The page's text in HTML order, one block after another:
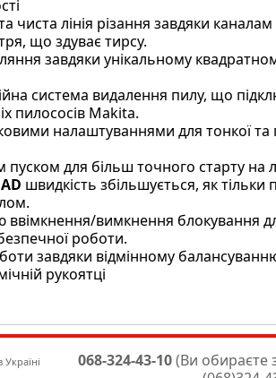
чиста лінія різання завдяки каналам
що здуває тирсу.
завдяки унікальному
система видалення пилу, що
пилососів Makita.
налаштуваннями для тонкої та
для більш точного старту на
швидкість збільшується, як тільки
вимкнення блокування
роботи.
завдяки відмінному
рукоятці
068-324-43-10(Ви обираєте